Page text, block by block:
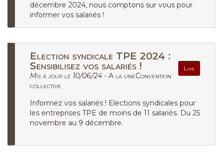
décembre 2024, nous comptons sur vous pour
informer vos salariés !
Election syndicale TPE 2024 :
Sensibilisez vos salariés !
Lire
Mis à jour le 10/06/24 - A la uneConvention
collective
Informez vos salariés ! Elections syndicales pour
les entreprises TPE de moins de 11 salariés. Du 25
novembre au 9 décembre.